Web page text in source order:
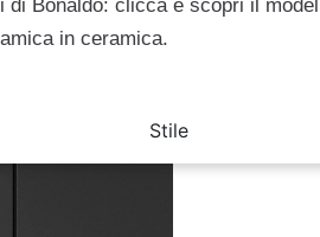
di Bonaldo: clicca e scopri il
in ceramica.
Stile